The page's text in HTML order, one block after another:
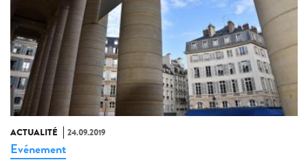
ACTUALITÉ 24.09.2019
Evénement